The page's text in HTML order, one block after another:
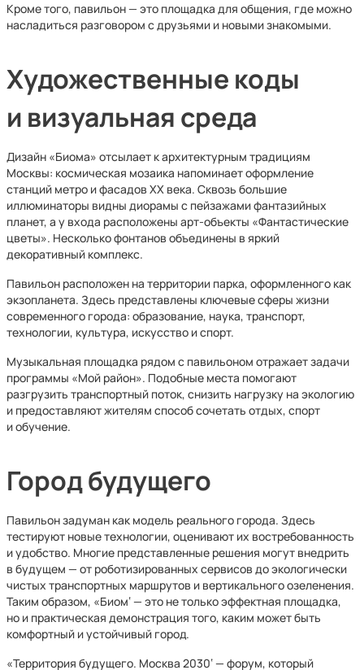
Кроме того, павильон — это площадка для общения, где можно
насладиться разговором с друзьями и новыми знакомыми.
Художественные коды
и визуальная среда
Дизайн «Биома» отсылает к архитектурным традициям
Москвы: космическая мозаика напоминает оформление
станций метро и фасадов XX века. Сквозь большие
иллюминаторы видны диорамы с пейзажами фантазийных
планет, а у входа расположены арт-объекты «Фантастические
цветы». Несколько фонтанов объединены в яркий
декоративный комплекс.
Павильон расположен на территории парка, оформленного как
экзопланета. Здесь представлены ключевые сферы жизни
современного города: образование, наука, транспорт,
технологии, культура, искусство и спорт.
Музыкальная площадка рядом с павильоном отражает задачи
программы «Мой район». Подобные места помогают
разгрузить транспортный поток, снизить нагрузку на экологию
и предоставляют жителям способ сочетать отдых, спорт
и обучение.
Город будущего
Павильон задуман как модель реального города. Здесь
тестируют новые технологии, оценивают их востребованность
и удобство. Многие представленные решения могут внедрить
в будущем — от роботизированных сервисов до экологически
чистых транспортных маршрутов и вертикального озеленения.
Таким образом, «Биом‘ — это не только эффектная площадка,
но и практическая демонстрация того, каким может быть
комфортный и устойчивый город.
«Территория будущего. Москва 2030‘ — форум, который